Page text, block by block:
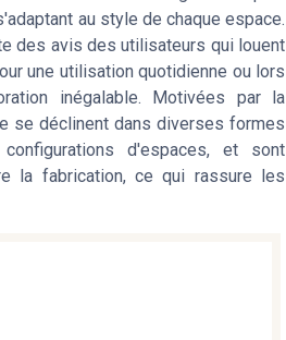
au style de chaque espace.
des avis des utilisateurs qui louent
une utilisation quotidienne ou lors
inégalable. Motivées par la
se déclinent dans diverses formes
d'espaces, et sont
la fabrication, ce qui rassure les